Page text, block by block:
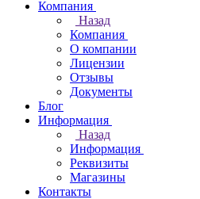
Компания
Назад
Компания
О компании
Лицензии
Отзывы
Документы
Блог
Информация
Назад
Информация
Реквизиты
Магазины
Контакты